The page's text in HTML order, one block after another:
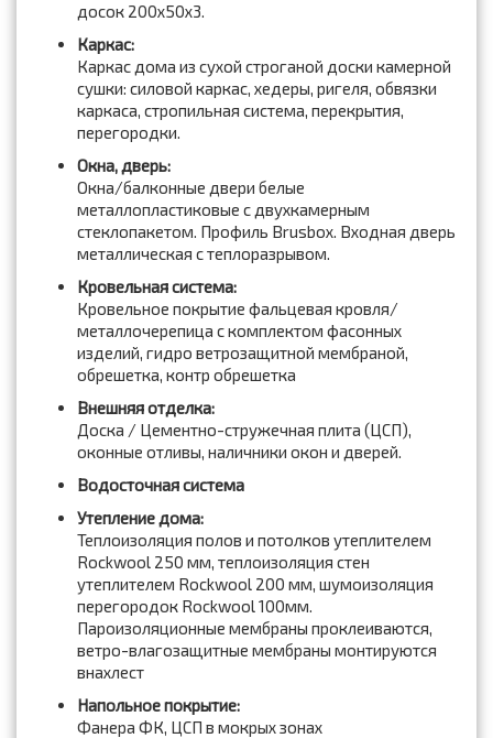
досок 200x50x3.
Каркас:
Каркас дома из сухой строганой доски камерной
сушки: силовой каркас, хедеры, ригеля, обвязки
каркаса, стропильная система, перекрытия,
перегородки.
Окна, дверь:
Окна/балконные двери белые
металлопластиковые с двухкамерным
стеклопакетом. Профиль Brusbox. Входная дверь
металлическая с теплоразрывом.
Кровельная система:
Кровельное покрытие фальцевая кровля/
металлочерепица с комплектом фасонных
изделий, гидро ветрозащитной мембраной,
обрешетка, контр обрешетка
Внешняя отделка:
Доска / Цементно-стружечная плита (ЦСП),
оконные отливы, наличники окон и дверей.
Водосточная система
Утепление дома:
Теплоизоляция полов и потолков утеплителем
Rockwool 250 мм, теплоизоляция стен
утеплителем Rockwool 200 мм, шумоизоляция
перегородок Rockwool 100мм.
Пароизоляционные мембраны проклеиваются,
ветро-влагозащитные мембраны монтируются
внахлест
Напольное покрытие:
Фанера ФК, ЦСП в мокрых зонах